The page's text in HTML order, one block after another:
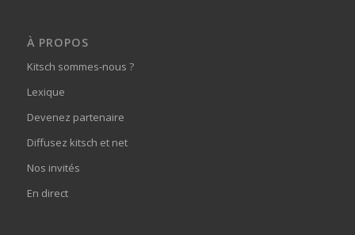
À PROPOS
Kitsch sommes-nous ?
Lexique
Devenez partenaire
Diffusez kitsch et net
Nos invités
En direct